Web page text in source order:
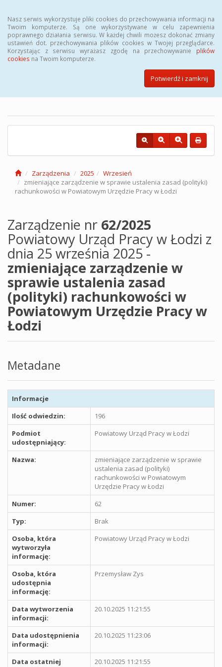
Nasz serwis wykorzystuje pliki cookies do przechowywania informacji na
Twoim komputerze. Są one wykorzystywane w celu zapewnienia
poprawnego działania serwisu. W każdej chwili możesz dokonać zmiany
ustawień dot. przechowywania plików cookies w Twojej przeglądarce.
Korzystając z serwisu wyrażasz zgodę na przechowywanie plików
cookies na Twoim komputerze.
Potwierdź i zamknij
Biuletyn Informacji Publicznej
Powiatowego Urzędu Pracy w
Zarządzenia 2025
Wrzesień
zmieniające zarządzenie w sprawie ustalenia zasad (polityki)
rachunkowości w Powiatowym Urzędzie Pracy w Łodzi
Zarządzenie nr 62/2025
Powiatowy Urząd Pracy w Łodzi z
dnia 25 września 2025 -
zmieniające zarządzenie w
sprawie ustalenia zasad
(polityki) rachunkowości w
Powiatowym Urzędzie Pracy w
Łodzi
Metadane
Informacje
Ilość odwiedzin:
196
Podmiot
udostępniający:
Powiatowy Urząd Pracy w Łodzi
Nazwa:
zmieniające zarządzenie w sprawie
ustalenia zasad (polityki)
rachunkowości w Powiatowym
Urzędzie Pracy w Łodzi
Numer:
62
Typ:
Brak
Osoba, która
wytworzyła
informację:
Powiatowy Urząd Pracy w Łodzi
Osoba, która
udostępnia
informację:
Przemysław Zys
Data wytworzenia
informacji:
20.10.2025 11:21:55
Data udostępnienia
informacji:
20.10.2025 11:23:06
Data ostatniej
20.10.2025 11:21:55